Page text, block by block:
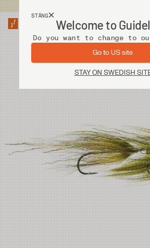
STÄNG
Welcome to
Do you want to change to
Go to US site
STAY ON SWEDISH